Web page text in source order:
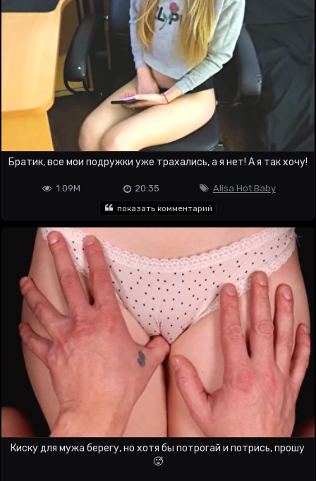
Братик, все мои подружки уже трахались, а я нет! А я так хочу!
Alisa Hot Baby
20:35
1.09M
показать комментарий
Киску для мужа берегу, но хотя бы потрогай и потрись, прошу
🥵